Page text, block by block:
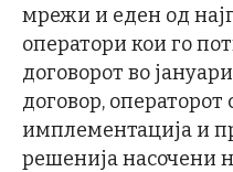
мрежи и еден од
оператори кои го
договорот во
договор, операторот
имплементација и
решенија насочени